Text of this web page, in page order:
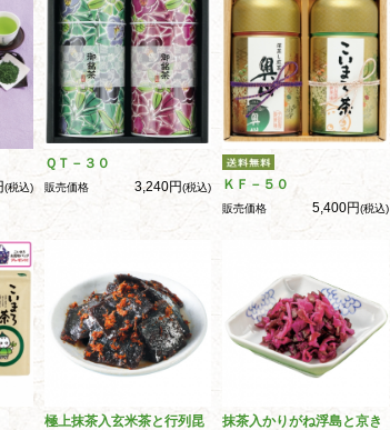
(税込)
ＱＴ－３０
販売価格 3,240円(税込) ＫＦ－５０
販売価格 5,400円(税込)
極上抹茶入玄米茶と行列昆
抹茶入かりがね浮島と京き